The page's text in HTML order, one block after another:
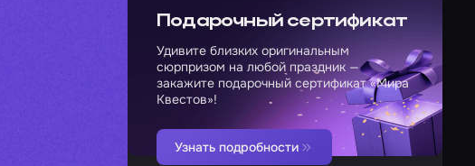
Подарочный сертификат
Удивите близких оригинальным
сюрпризом на любой праздник —
закажите подарочный сертификат «Мира
Квестов»!
Узнать подробности